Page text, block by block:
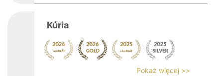
Kúria
Pokaż więcej >>